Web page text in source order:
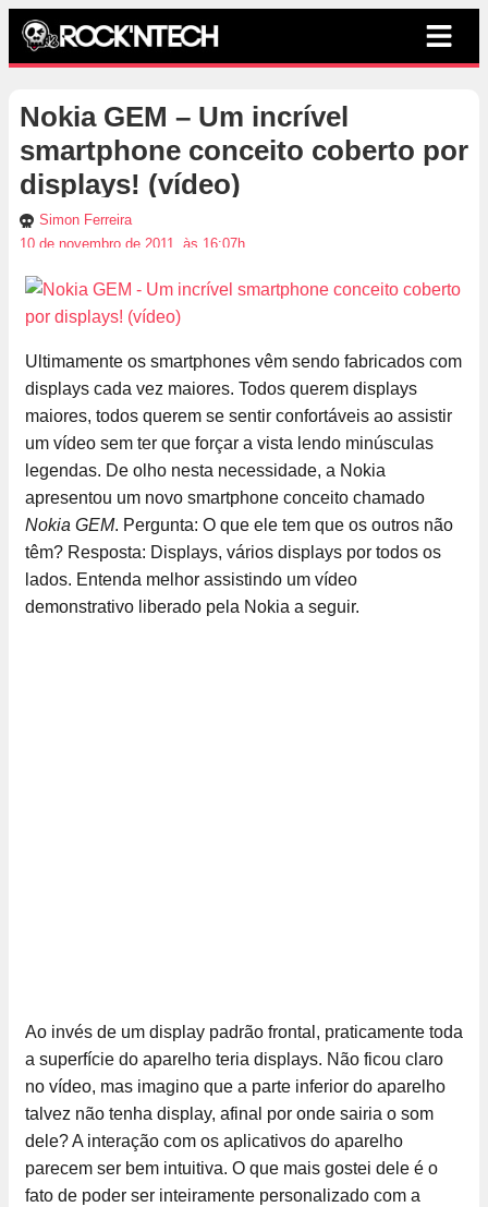
Nokia GEM – Um incrível
smartphone conceito coberto por
displays! (vídeo)
Simon Ferreira
10 de novembro de 2011, às 16:07h
Ultimamente os smartphones vêm sendo fabricados com
displays cada vez maiores. Todos querem displays
maiores, todos querem se sentir confortáveis ao assistir
um vídeo sem ter que forçar a vista lendo minúsculas
legendas. De olho nesta necessidade, a Nokia
apresentou um novo smartphone conceito chamado
Nokia GEM. Pergunta: O que ele tem que os outros não
têm? Resposta: Displays, vários displays por todos os
lados. Entenda melhor assistindo um vídeo
demonstrativo liberado pela Nokia a seguir.
Ao invés de um display padrão frontal, praticamente toda
a superfície do aparelho teria displays. Não ficou claro
no vídeo, mas imagino que a parte inferior do aparelho
talvez não tenha display, afinal por onde sairia o som
dele? A interação com os aplicativos do aparelho
parecem ser bem intuitiva. O que mais gostei dele é o
fato de poder ser inteiramente personalizado com a